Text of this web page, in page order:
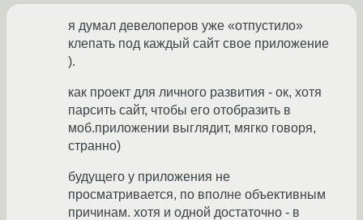
я думал девелоперов уже «отпустило»
клепать под каждый сайт свое приложение
).
как проект для личного развития - ок, хотя
парсить сайт, чтобы его отобразить в
моб.приложении выглядит, мягко говоря,
странно)
будущего у приложения не
просматривается, по вполне объективным
причинам. хотя и одной достаточно - в